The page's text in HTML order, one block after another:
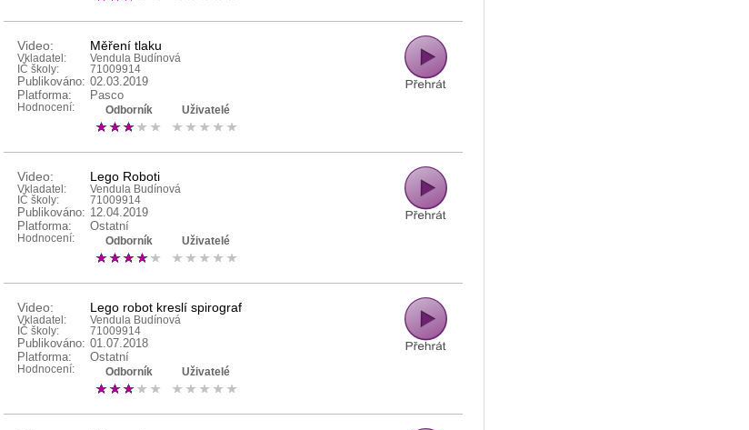
Video: Měření tlaku
Vkladatel:
Vendula Budínová
IČ školy:
71009914
Publikováno: 02.03.2019
Platforma:
Pasco
Hodnocení: Odborník Uživatelé
Video: Lego Roboti
Vkladatel:
Vendula Budínová
IČ školy:
71009914
Publikováno: 12.04.2019
Platforma:
Ostatní
Hodnocení: Odborník Uživatelé
Video: Lego robot kreslí spirograf
Vkladatel:
Vendula Budínová
IČ školy:
71009914
Publikováno: 01.07.2018
Platforma:
Ostatní
Hodnocení: Odborník Uživatelé